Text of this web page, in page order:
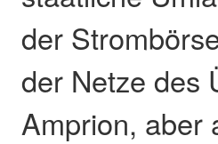
der
der Netze des
Amprion, aber